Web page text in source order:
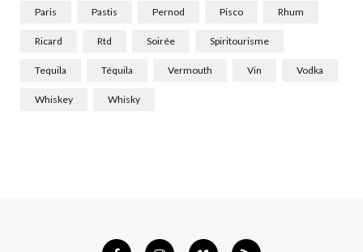
Paris Pastis Pernod Pisco Rhum
Ricard Rtd Soirée Spiritourisme
Tequila Téquila Vermouth Vin Vodka
Whiskey Whisky